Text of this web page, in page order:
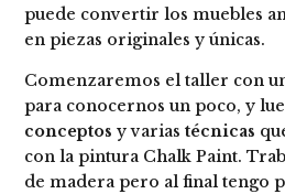
puede convertir los muebles
en piezas originales y únicas.
Comenzaremos el taller con
para conocernos un poco, y
conceptos y variastécnicas
con la pintura Chalk Paint.
de madera pero al final tengo